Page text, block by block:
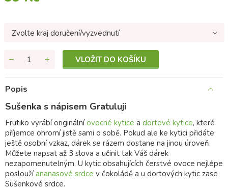
Zvolte kraj doručení/vyzvednutí
VLOŽIT DO KOŠÍKU
Popis
Sušenka s nápisem Gratuluji
Frutiko vyrábí originálníovocné kytice a dortové kytice, které
příjemce ohromí jistě sami o sobě. Pokud ale ke kytici přidáte
ještě osobní vzkaz, dárek se rázem dostane na jinou úroveň.
Můžete napsat až 3 slova a učinit tak Váš dárek
nezapomenutelným. U kytic obsahujících čerstvé ovoce nejlépe
posloužíananasové srdce v čokoládě a u dortových kytic zase
Sušenkové srdce.